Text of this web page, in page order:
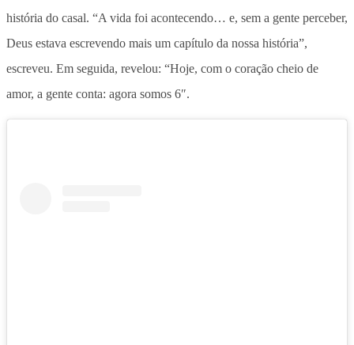
história do casal. “A vida foi acontecendo… e, sem a gente perceber,
Deus estava escrevendo mais um capítulo da nossa história”,
escreveu. Em seguida, revelou: “Hoje, com o coração cheio de
amor, a gente conta: agora somos 6″.